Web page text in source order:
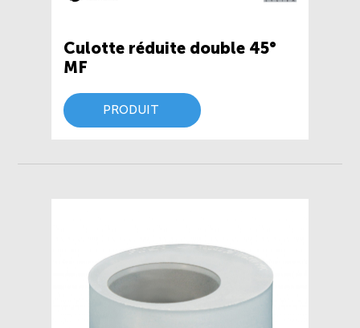
Culotte réduite double 45°
MF
PRODUIT